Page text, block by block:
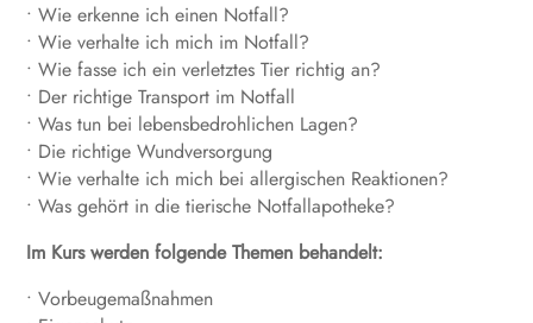
• Wie erkenne ich einen Notfall?
• Wie verhalte ich mich im Notfall?
• Wie fasse ich ein verletztes Tier richtig an?
• Der richtige Transport im Notfall
• Was tun bei lebensbedrohlichen Lagen?
• Die richtige Wundversorgung
• Wie verhalte ich mich bei allergischen Reaktionen?
• Was gehört in die tierische Notfallapotheke?
Im Kurs werden folgende Themen behandelt:
• Vorbeugemaßnahmen